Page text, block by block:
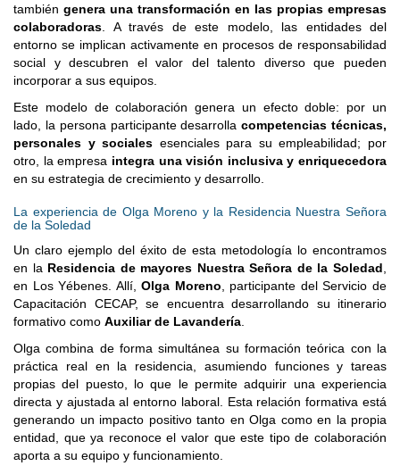
también genera una transformación en las propias empresas
colaboradoras . A través de este modelo, las entidades del
entorno se implican activamente en procesos de responsabilidad
social y descubren el valor del talento diverso que pueden
incorporar a sus equipos.
Este modelo de colaboración genera un efecto doble: por un
lado, la persona participante desarrollacompetencias técnicas,
personales y sociales esenciales para su empleabilidad; por
otro, la empresa integra una visión inclusiva y enriquecedora
en su estrategia de crecimiento y desarrollo.
La experiencia de Olga Moreno y la Residencia Nuestra Señora
de la Soledad
Un claro ejemplo del éxito de esta metodología lo encontramos
en la Residencia de mayores Nuestra Señora de la Soledad
en Los Yébenes. Allí,Olga Moreno , participante del Servicio de
Capacitación CECAP, se encuentra desarrollando su itinerario
formativo como Auxiliar de Lavandería
Olga combina de forma simultánea su formación teórica con la
práctica real en la residencia, asumiendo funciones y tareas
propias del puesto, lo que le permite adquirir una experiencia
directa y ajustada al entorno laboral. Esta relación formativa está
generando un impacto positivo tanto en Olga como en la propia
entidad, que ya reconoce el valor que este tipo de colaboración
aporta a su equipo y funcionamiento.